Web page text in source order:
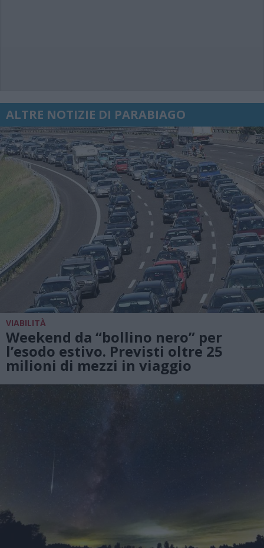
ALTRE NOTIZIE DI PARABIAGO
VIABILITÀ
Weekend da “bollino nero” per
l’esodo estivo. Previsti oltre 25
milioni di mezzi in viaggio